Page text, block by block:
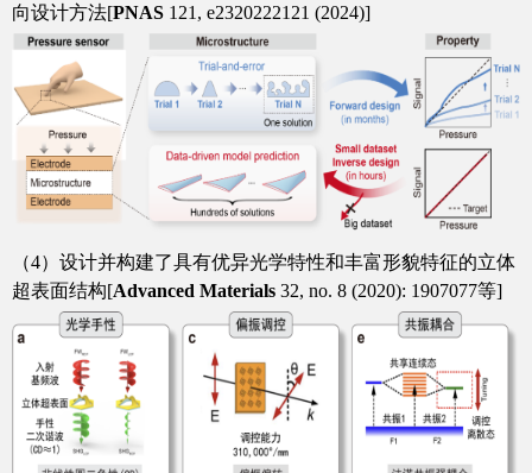
向设计方法[PNAS 121, e2320222121 (2024)]
（4）设计并构建了具有优异光学特性和丰富形貌特征的立体
超表面结构[Advanced Materials 32, no. 8 (2020): 1907077等]